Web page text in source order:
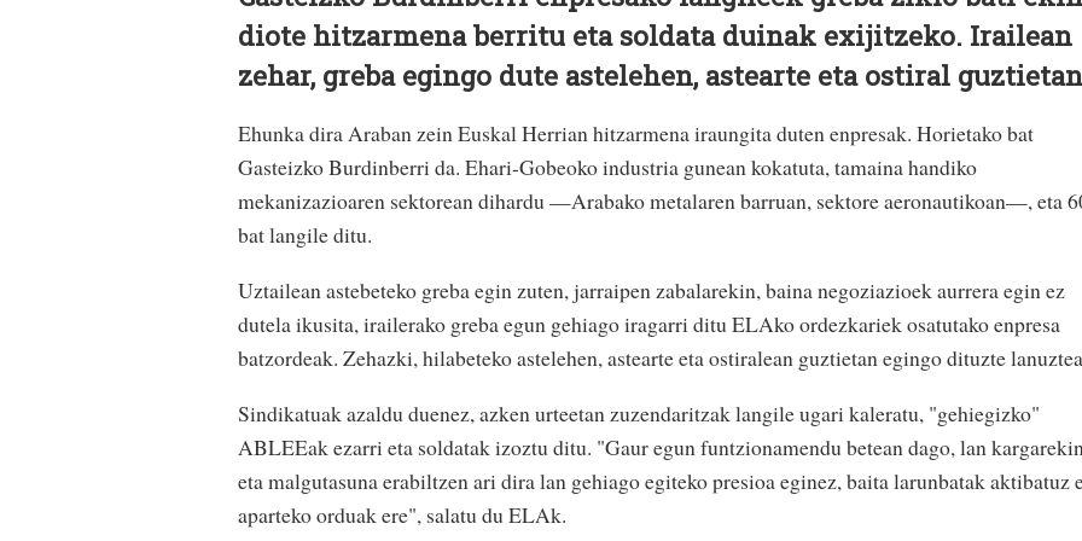
diote hitzarmena berritu eta soldata duinak exijitzeko. Irailean
zehar, greba egingo dute astelehen, astearte eta ostiral
Ehunka dira Araban zein Euskal Herrian hitzarmena iraungita duten enpresak. Horietako bat
Gasteizko Burdinberri da. Ehari-Gobeoko industria gunean kokatuta, tamaina handiko
mekanizazioaren sektorean dihardu —Arabako metalaren barruan, sektore aeronautikoan—, eta
bat langile ditu.
Uztailean astebeteko greba egin zuten, jarraipen zabalarekin, baina negoziazioek aurrera egin ez
dutela ikusita, irailerako greba egun gehiago iragarri ditu ELAko ordezkariek osatutako enpresa
batzordeak. Zehazki, hilabeteko astelehen, astearte eta ostiralean guztietan egingo dituzte
Sindikatuak azaldu duenez, azken urteetan zuzendaritzak langile ugari kaleratu, "gehiegizko"
ABLEEak ezarri eta soldatak izoztu ditu. "Gaur egun funtzionamendu betean dago, lan
eta malgutasuna erabiltzen ari dira lan gehiago egiteko presioa eginez, baita larunbatak aktibatuz
aparteko orduak ere", salatu du ELAk.